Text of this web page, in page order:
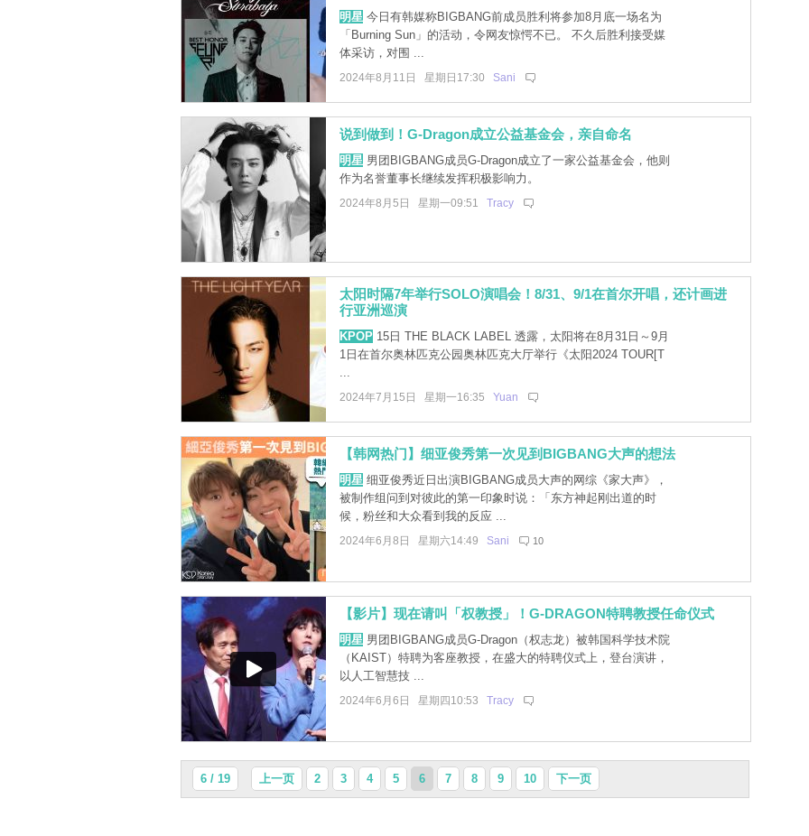
明星今日有韩媒称BIGBANG前成员胜利将参加8月底一场名为
「Burning Sun」的活动，令网友惊愕不已。 不久后胜利接受媒
体采访，对围 ...
2024年8月11日 星期日17:30 Sani
说到做到！G-Dragon成立公益基金会，亲自命名
明星男团BIGBANG成员G-Dragon成立了一家公益基金会，他则
作为名誉董事长继续发挥积极影响力。
2024年8月5日 星期一09:51 Tracy
太阳时隔7年举行SOLO演唱会！8/31、9/1在首尔开唱，还计画进
行亚洲巡演
KPOP15日 THE BLACK LABEL 透露，太阳将在8月31日～9月
1日在首尔奥林匹克公园奥林匹克大厅举行《太阳2024 TOUR[T
...
2024年7月15日 星期一16:35 Yuan
【韩网热门】细亚俊秀第一次见到BIGBANG大声的想法
明星细亚俊秀近日出演BIGBANG成员大声的网综《家大声》，
被制作组问到对彼此的第一印象时说：「东方神起刚出道的时
候，粉丝和大众看到我的反应 ...
2024年6月8日 星期六14:49 Sani 10
【影片】现在请叫「权教授」！G-DRAGON特聘教授任命仪式
明星男团BIGBANG成员G-Dragon（权志龙）被韩国科学技术院
（KAIST）特聘为客座教授，在盛大的特聘仪式上，登台演讲，
以人工智慧技 ...
2024年6月6日 星期四10:53 Tracy
6 / 19 上一页 2 3 4 5 6 7 8 9 10 下一页